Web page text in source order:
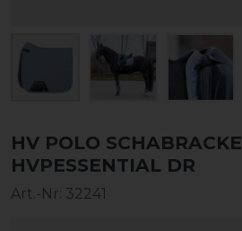
HV POLO SCHABRACKE
HVPESSENTIAL DR
Art.-Nr: 32241